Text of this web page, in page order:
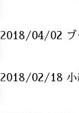
2018/04/02 ブ
2018/02/18 小